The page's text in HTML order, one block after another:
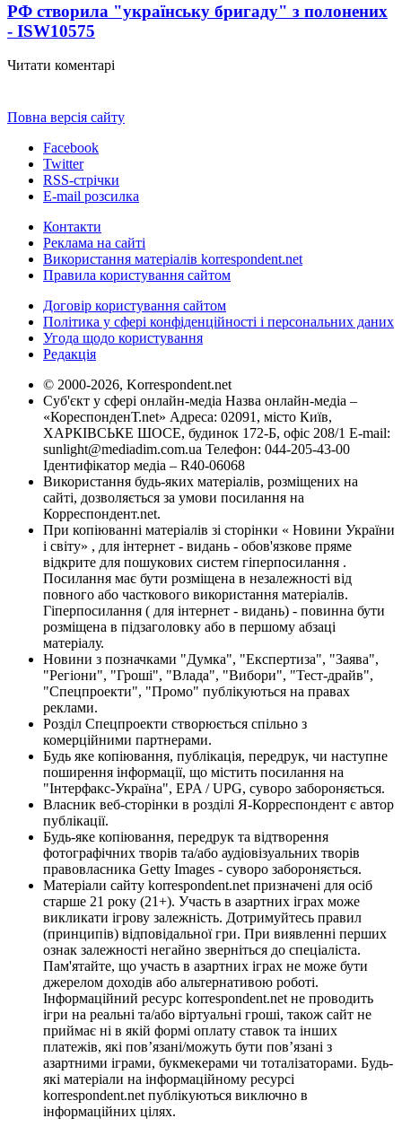
РФ створила "українську бригаду" з полонених
- ISW10575
Читати коментарі
Повна версія сайту
Facebook
Twitter
RSS-стрічки
E-mail розсилка
Контакти
Реклама на сайті
Використання матеріалів korrespondent.net
Правила користування сайтом
Договір користування сайтом
Політика у сфері конфіденційності і персональних даних
Угода щодо користування
Редакція
© 2000-2026, Korrespondent.net
Суб'єкт у сфері онлайн-медіа Назва онлайн-медіа –
«КореспонденТ.net» Адреса: 02091, місто Київ,
ХАРКІВСЬКЕ ШОСЕ, будинок 172-Б, офіс 208/1 E-mail:
sunlight@mediadim.com.ua Телефон: 044-205-43-00
Ідентифікатор медіа – R40-06068
Використання будь-яких матеріалів, розміщених на
сайті, дозволяється за умови посилання на
Корреспондент.net.
При копіюванні матеріалів зі сторінки « Новини України
і світу» , для інтернет - видань - обов'язкове пряме
відкрите для пошукових систем гіперпосилання .
Посилання має бути розміщена в незалежності від
повного або часткового використання матеріалів.
Гіперпосилання ( для інтернет - видань) - повинна бути
розміщена в підзаголовку або в першому абзаці
матеріалу.
Новини з позначками "Думка", "Експертиза", "Заява",
"Регіони", "Гроші", "Влада", "Вибори", "Тест-драйв",
"Спецпроекти", "Промо" публікуються на правах
реклами.
Розділ Спецпроекти створюється спільно з
комерційними партнерами.
Будь яке копіювання, публікація, передрук, чи наступне
поширення інформації, що містить посилання на
"Інтерфакс-Україна", EPA / UPG, суворо забороняється.
Власник веб-сторінки в розділі Я-Корреспондент є автор
публікації.
Будь-яке копіювання, передрук та відтворення
фотографічних творів та/або аудіовізуальних творів
правовласника Getty Images - суворо забороняється.
Матеріали сайту korrespondent.net призначені для осіб
старше 21 року (21+). Участь в азартних іграх може
викликати ігрову залежність. Дотримуйтесь правил
(принципів) відповідальної гри. При виявленні перших
ознак залежності негайно зверніться до спеціаліста.
Пам'ятайте, що участь в азартних іграх не може бути
джерелом доходів або альтернативою роботі.
Інформаційний ресурс korrespondent.net не проводить
ігри на реальні та/або віртуальні гроші, також сайт не
приймає ні в якій формі оплату ставок та інших
платежів, які пов’язані/можуть бути пов’язані з
азартними іграми, букмекерами чи тоталізаторами. Будь-
які матеріали на інформаційному ресурсі
korrespondent.net публікуються виключно в
інформаційних цілях.